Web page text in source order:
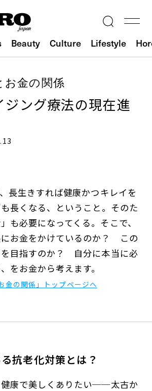
Beauty Culture Lifestyle
お金の関係
ジング療法の現在進
長生きすれば健康かつキレイを
長くなる、ということ。そのた
も必要になってくる。そこで、
にお金をかけているのか？ この
目指すのか？ 自分に本当に必
をお金から考えます。
金の関係」トップページへ
抗老化対策とは？
健康で美しくありたい──太古か